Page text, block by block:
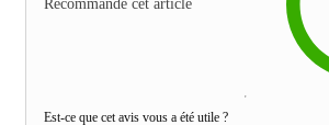
Recommande cet article
Est-ce que cet avis vous a été utile ?